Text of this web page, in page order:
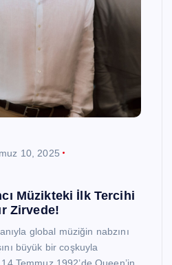
10, 2025
Müzikteki İlk Tercihi
Zirvede!
global müziğin nabzını
büyük bir coşkuyla